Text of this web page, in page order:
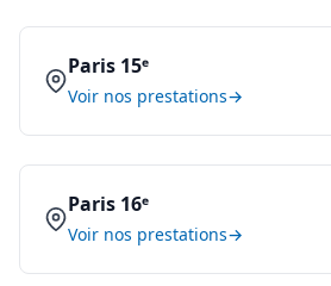
Paris 15ᵉ
Voir nos prestations
Paris 16ᵉ
Voir nos prestations